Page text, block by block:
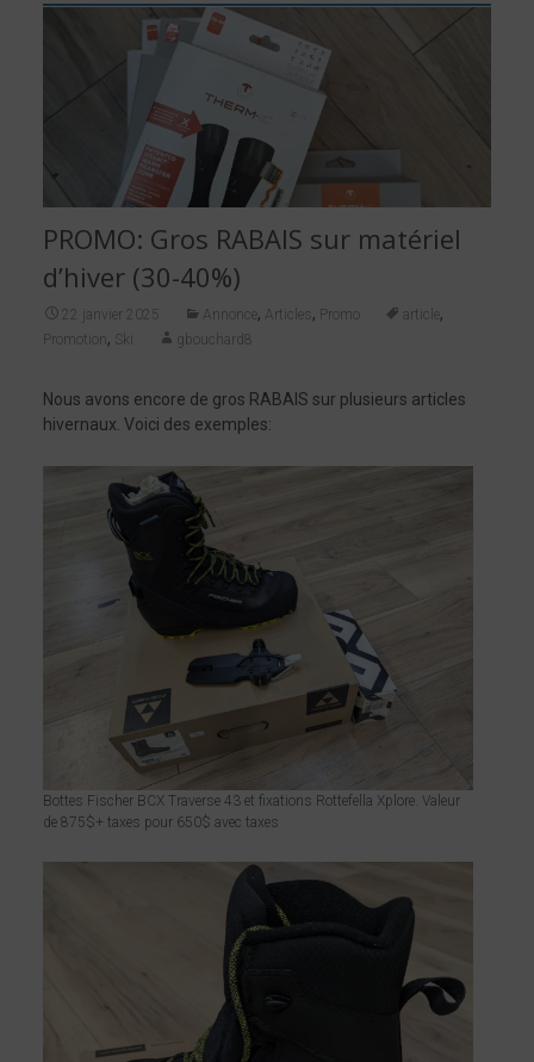
PROMO: Gros RABAIS sur matériel
d’hiver (30-40%)
22 janvier 2025 Annonce , Articles , Promo article ,
Promotion , Ski gbouchard8
Nous avons encore de gros RABAIS sur plusieurs articles
hivernaux. Voici des exemples:
Bottes Fischer BCX Traverse 43 et fixations Rottefella Xplore. Valeur
de 875$+ taxes pour 650$ avec taxes